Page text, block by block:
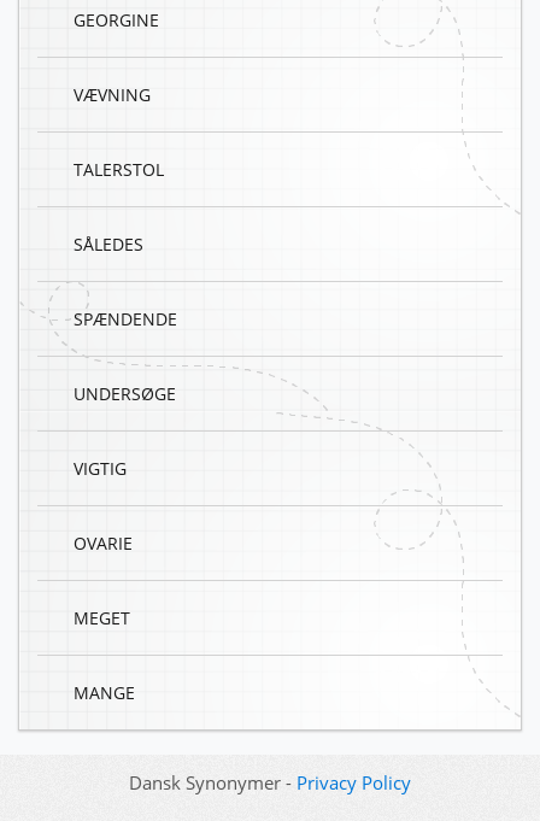
GEORGINE
VÆVNING
TALERSTOL
SÅLEDES
SPÆNDENDE
UNDERSØGE
VIGTIG
OVARIE
MEGET
MANGE
Dansk Synonymer - Privacy Policy